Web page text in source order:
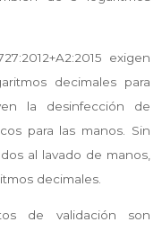
exigen
decimales para
la desinfección de
para las manos. Sin
al lavado de manos,
decimales.
de validación son